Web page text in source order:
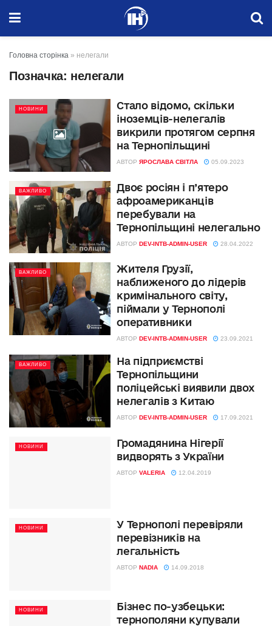
Головна сторінка » нелегали
Позначка: нелегали
НОВИНИ
Стало відомо, скільки
іноземців-нелегалів
викрили протягом серпня
на Тернопільщині
АВТОР ЯРОСЛАВА СВІТЛА 05.09.2023
ВАЖЛИВО
Двоє росіян і п’ятеро
афроамериканців
перебували на
Тернопільщині нелегально
АВТОР DEV-INTB-ADMIN-USER 28.04.2022
ВАЖЛИВО
Жителя Грузії,
наближеного до лідерів
кримінального світу,
піймали у Тернополі
оперативники
АВТОР DEV-INTB-ADMIN-USER 23.09.2021
ВАЖЛИВО
На підприємстві
Тернопільщини
поліцейські виявили двох
нелегалів з Китаю
АВТОР DEV-INTB-ADMIN-USER 17.09.2021
НОВИНИ
Громадянина Нігерії
видворять з України
АВТОР VALERIA 12.04.2019
НОВИНИ
У Тернополі перевіряли
перевізників на
легальність
АВТОР NADIA 14.09.2018
НОВИНИ
Бізнес по-узбецьки:
тернополяни купували